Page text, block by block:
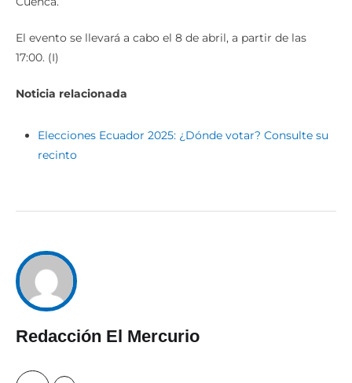
El evento se llevará a cabo el 8 de abril, a partir de las
17:00. (I)
Noticia relacionada
Elecciones Ecuador 2025: ¿Dónde votar? Consulte su
recinto
Redacción El Mercurio